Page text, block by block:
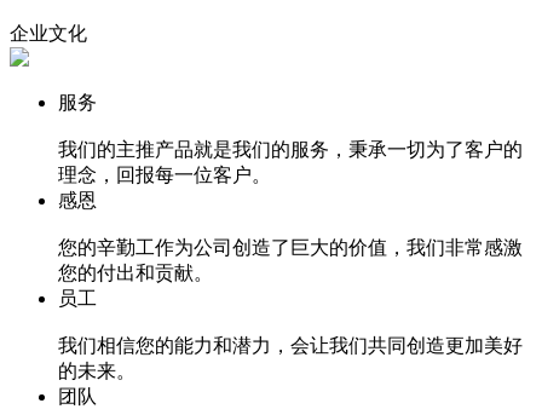
企业文化
服务
我们的主推产品就是我们的服务，秉承一切为了客户的
理念，回报每一位客户。
感恩
您的辛勤工作为公司创造了巨大的价值，我们非常感激
您的付出和贡献。
员工
我们相信您的能力和潜力，会让我们共同创造更加美好
的未来。
团队